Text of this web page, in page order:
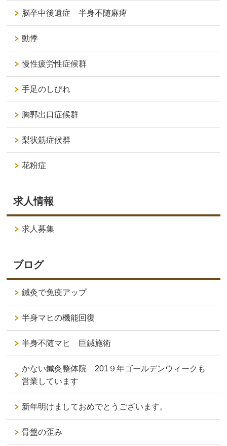
脳卒中後遺症 半身不随麻痺
動悸
慢性疲労性症候群
手足のしびれ
胸郭出口症候群
梨状筋症候群
花粉症
求人情報
求人募集
ブログ
鍼灸で免疫アップ
半身マヒの機能回復
半身不随マヒ 巨鍼施術
かない鍼灸整体院 201９年ゴールデンウィークも
営業しています
新年明けましておめでとうございます。
骨盤の歪み